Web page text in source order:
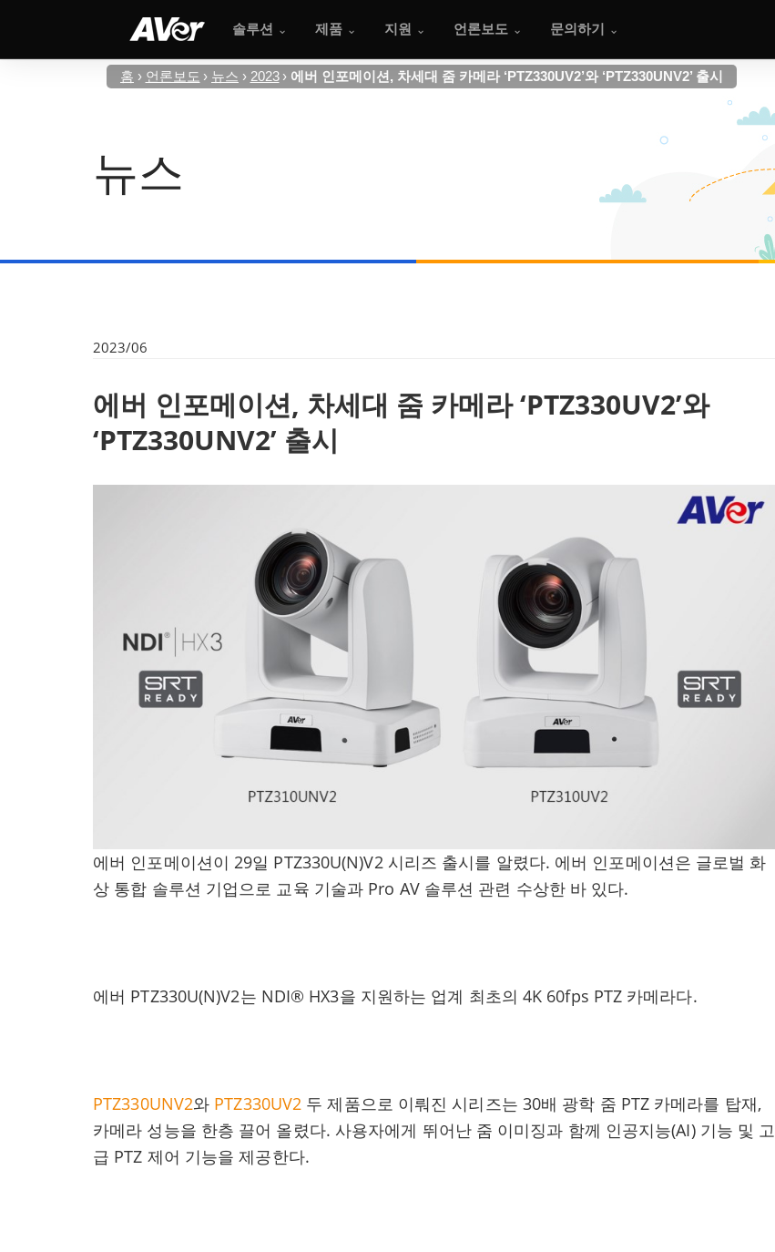
솔루션 제품 지원 언론보도 문의하기
홈 언론보도 뉴스 2023 에버 인포메이션, 차세대 줌 카메라 ‘PTZ330UV2’와 ‘PTZ330UNV2’ 출시
뉴스
2023/06
에버 인포메이션, 차세대 줌 카메라 ‘PTZ330UV2’와
‘PTZ330UNV2’ 출시
에버 인포메이션이 29일 PTZ330U(N)V2 시리즈 출시를 알렸다. 에버 인포메이션은 글로벌 화
상 통합 솔루션 기업으로 교육 기술과 Pro AV 솔루션 관련 수상한 바 있다.
에버 PTZ330U(N)V2는 NDI® HX3을 지원하는 업계 최초의 4K 60fps PTZ 카메라다.
PTZ330UNV2와 PTZ330UV2 두 제품으로 이뤄진 시리즈는 30배 광학 줌 PTZ 카메라를 탑재,
카메라 성능을 한층 끌어 올렸다. 사용자에게 뛰어난 줌 이미징과 함께 인공지능(AI) 기능 및 고
급 PTZ 제어 기능을 제공한다.